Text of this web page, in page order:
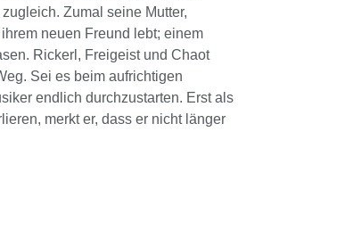
Zumal seine Mutter,
neuen Freund lebt; einem
Rickerl, Freigeist und Chaot
Sei es beim aufrichtigen
endlich durchzustarten. Erst als
merkt er, dass er nicht länger